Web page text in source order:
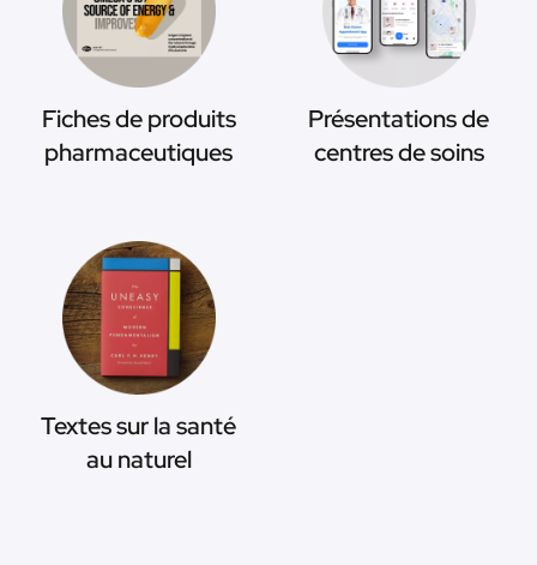
Fiches de produits
pharmaceutiques
Présentations de
centres de soins
Textes sur la santé
au naturel